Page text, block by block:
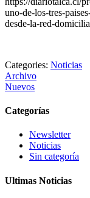
uno-de-los-tres-
desde-la-red-
Categories: Noticias
Archivo
Nuevos
Categorías
Newsletter
Noticias
Sin categoría
Ultimas Noticias